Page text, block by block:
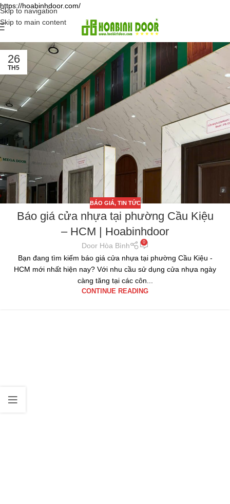
https://hoabinhdoor.com/
Skip to navigation
Skip to main content
26
TH5
BÁO GIÁ, TIN TỨC
Báo giá cửa nhựa tại phường Cầu Kiệu
– HCM | Hoabinhdoor
Door Hòa Bình 0
Bạn đang tìm kiếm báo giá cửa nhựa tại phường Cầu Kiệu -
HCM mới nhất hiện nay? Với nhu cầu sử dụng cửa nhựa ngày
càng tăng tại các côn...
CONTINUE READING